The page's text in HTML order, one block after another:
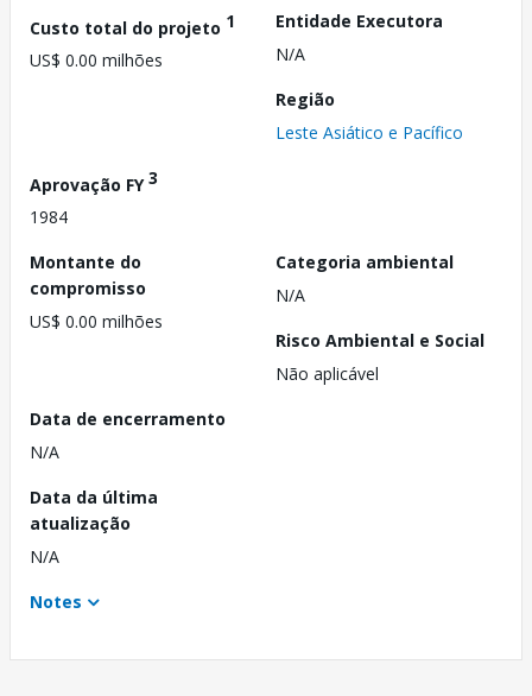
Custo total do projeto 1
US$ 0.00 milhões
Entidade Executora
N/A
Região
Leste Asiático e Pacífico
Aprovação FY3
1984
Montante do
compromisso
US$ 0.00 milhões
Categoria ambiental
N/A
Risco Ambiental e Social
Não aplicável
Data de encerramento
N/A
Data da última
atualização
N/A
Notes